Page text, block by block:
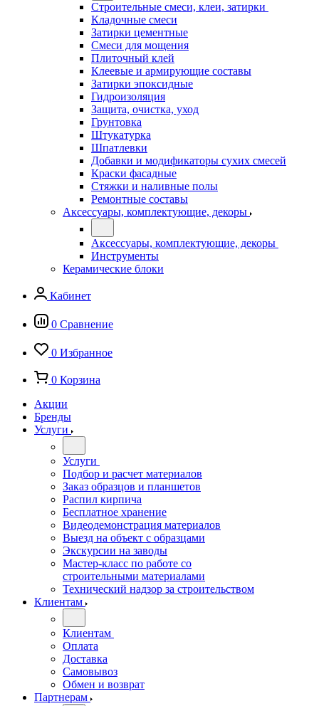
Строительные смеси, клеи, затирки
Кладочные смеси
Затирки цементные
Смеси для мощения
Плиточный клей
Клеевые и армирующие составы
Затирки эпоксидные
Гидроизоляция
Защита, очистка, уход
Грунтовка
Штукатурка
Шпатлевки
Добавки и модификаторы сухих смесей
Краски фасадные
Стяжки и наливные полы
Ремонтные составы
Аксессуары, комплектующие, декоры
Аксессуары, комплектующие, декоры
Инструменты
Керамические блоки
Кабинет
0 Сравнение
0 Избранное
0 Корзина
Акции
Бренды
Услуги
Услуги
Подбор и расчет материалов
Заказ образцов и планшетов
Распил кирпича
Бесплатное хранение
Видеодемонстрация материалов
Выезд на объект с образцами
Экскурсии на заводы
Мастер-класс по работе со
строительными материалами
Технический надзор за строительством
Клиентам
Клиентам
Оплата
Доставка
Самовывоз
Обмен и возврат
Партнерам